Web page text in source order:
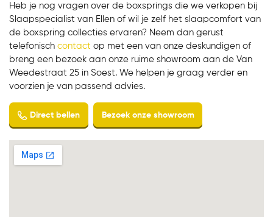
Heb je nog vragen over de boxsprings die we verkopen bij
Slaapspecialist van Ellen of wil je zelf het slaapcomfort van
de boxspring collecties ervaren? Neem dan gerust
telefonisch contact op met een van onze deskundigen of
breng een bezoek aan onze ruime showroom aan de Van
Weedestraat 25 in Soest. We helpen je graag verder en
voorzien je van passend advies.